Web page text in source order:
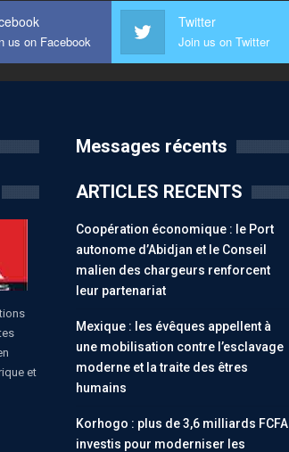
us on Facebook
Twitter
Join us on Twitter
et
Messages récents
ARTICLES RECENTS
Coopération économique : le Port
autonome d’Abidjan et le Conseil
malien des chargeurs renforcent
leur partenariat
Mexique : les évêques appellent à
une mobilisation contre l’esclavage
moderne et la traite des êtres
humains
Korhogo : plus de 3,6 milliards FCFA
investis pour moderniser les